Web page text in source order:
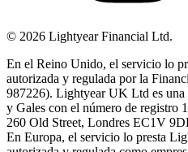
© 2026 Lightyear Financial Ltd.
En el Reino Unido, el servicio lo
autorizada y regulada por la
987226). Lightyear UK Ltd es una
y Gales con el número de registro
260 Old Street, Londres EC1V
En Europa, el servicio lo presta